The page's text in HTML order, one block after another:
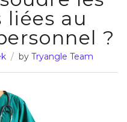
au
?
by Tryangle Team